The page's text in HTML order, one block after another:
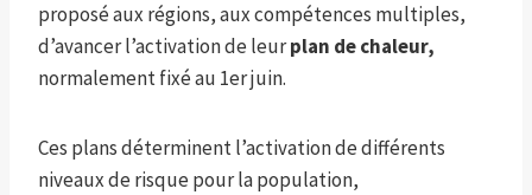
proposé aux régions, aux compétences multiples,
d’avancer l’activation de leurplan de chaleur,
normalement fixé au 1er juin.
Ces plans déterminent l’activation de différents
niveaux de risque pour la population,